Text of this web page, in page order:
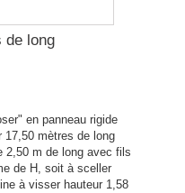
de long
en panneau rigide
17,50 mètres de long
2,50 m de long avec fils
de H, soit à sceller
à visser hauteur 1,58